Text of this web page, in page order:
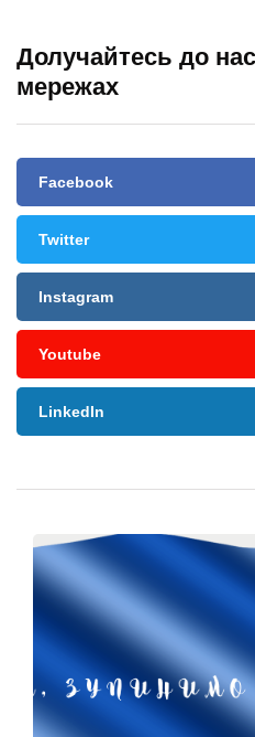
Долучайтесь до
мережах
Facebook
Twitter
Instagram
Youtube
LinkedIn